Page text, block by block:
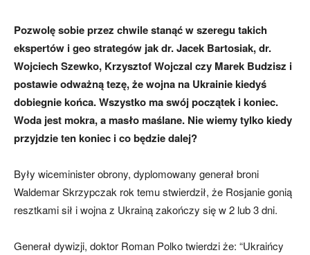
Pozwolę sobie przez chwile stanąć w szeregu takich
ekspertów i geo strategów jak dr. Jacek Bartosiak, dr.
Wojciech Szewko, Krzysztof Wojczal czy Marek Budzisz i
postawie odważną tezę, że wojna na Ukrainie kiedyś
dobiegnie końca. Wszystko ma swój początek i koniec.
Woda jest mokra, a masło maślane. Nie wiemy tylko kiedy
przyjdzie ten koniec i co będzie dalej?
Były wiceminister obrony, dyplomowany generał broni
Waldemar Skrzypczak rok temu stwierdził, że Rosjanie gonią
resztkami sił i wojna z Ukrainą zakończy się w 2 lub 3 dni.
Generał dywizji, doktor Roman Polko twierdzi że: “Ukraińcy